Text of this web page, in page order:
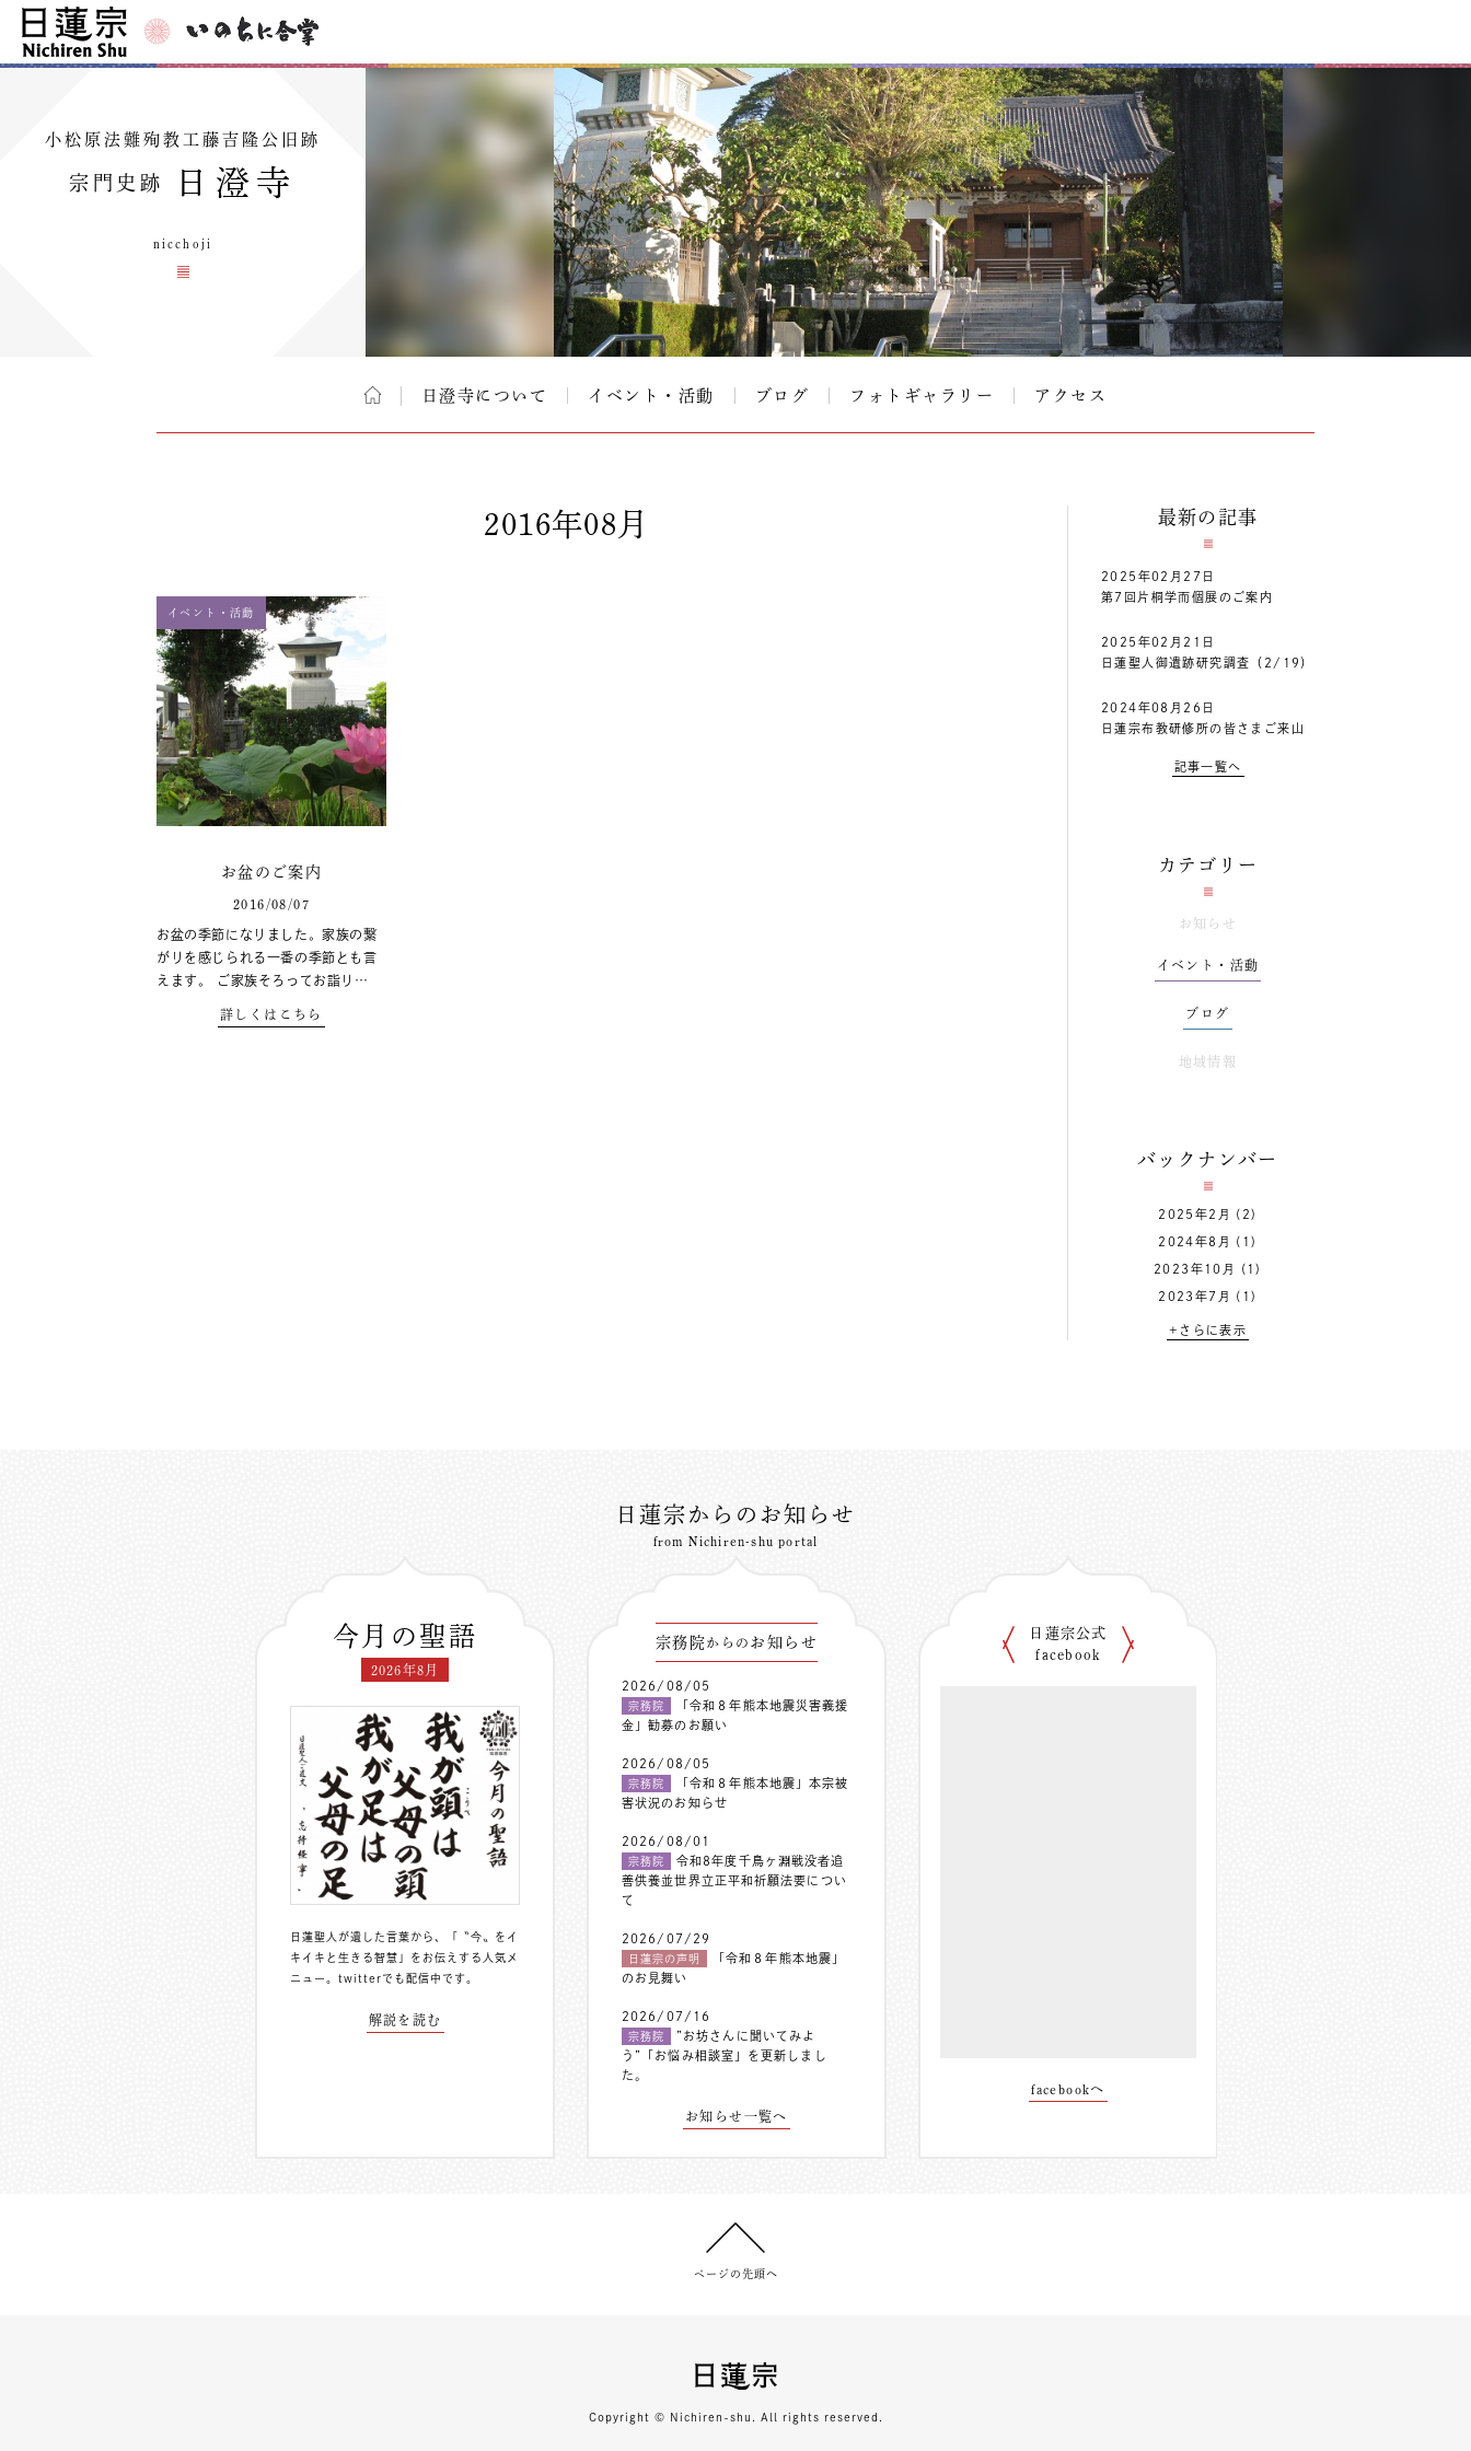
小松原法難殉教工藤吉隆公旧跡
宗門史跡 日澄寺
nicchoji
日澄寺について イベント・活動 ブログ フォトギャラリー アクセス
2016年08月
イベント・活動
お盆のご案内
2016/08/07
お盆の季節になりました。家族の繋
がりを感じられる一番の季節とも言
えます。 ご家族そろってお詣り…
詳しくはこちら
最新の記事
2025年02月27日
第7回片桐学而個展のご案内
2025年02月21日
日蓮聖人御遺跡研究調査（2/19）
2024年08月26日
日蓮宗布教研修所の皆さまご来山
記事一覧へ
カテゴリー
お知らせ
イベント・活動
ブログ
地域情報
バックナンバー
2025年2月 (2)
2024年8月 (1)
2023年10月 (1)
2023年7月 (1)
+さらに表示
日蓮宗からのお知らせ
from Nichiren-shu portal
今月の聖語
2026年8月
日蓮聖人が遺した言葉から、「〝今〟をイ
キイキと生きる智慧」をお伝えする人気メ
ニュー。 twitterでも配信中 です。
解説を読む
宗務院からの お知らせ
2026/08/05
宗務院
「令和８年熊本地震災害義援
金」勧募のお願い
2026/08/05
宗務院
「令和８年熊本地震」本宗被
害状況のお知らせ
2026/08/01
宗務院
令和8年度千鳥ヶ淵戦没者追
善供養並世界立正平和祈願法要につい
て
2026/07/29
日蓮宗の声明
「令和８年熊本地震」
のお見舞い
2026/07/16
宗務院
”お坊さんに聞いてみよ
う”「お悩み相談室」を更新しまし
た。
お知らせ一覧へ
日蓮宗公式
facebook
facebookへ
ページの先頭へ
Copyright © Nichiren-shu. All rights reserved.